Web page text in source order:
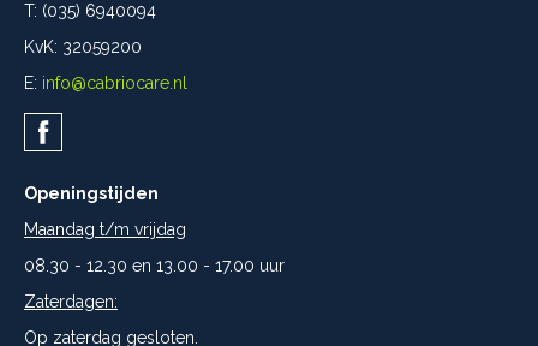
T: (035) 6940094
KvK: 32059200
E: info@cabriocare.nl
Openingstijden
Maandag t/m vrijdag
08.30 - 12.30 en 13.00 - 17.00 uur
Zaterdagen:
Op zaterdag gesloten.